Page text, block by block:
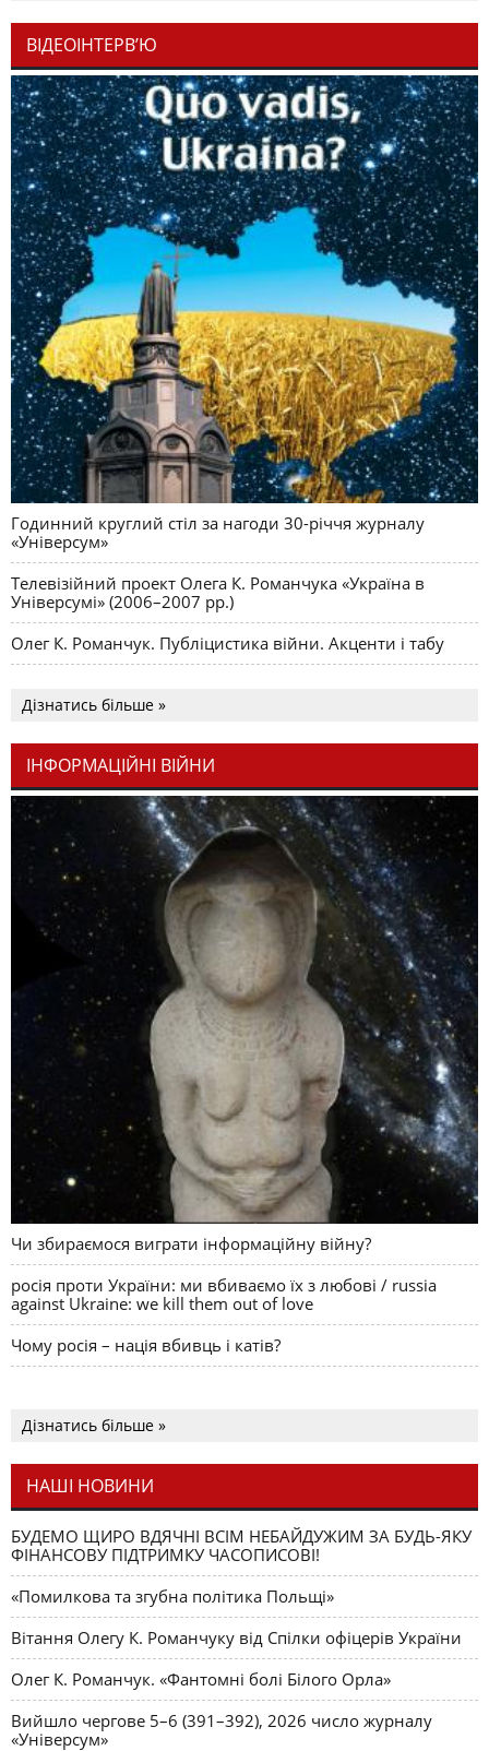
ВІДЕОІНТЕРВ’Ю
Годинний круглий стіл за нагоди 30-річчя журналу
«Універсум»
Телевізійний проект Олега К. Романчука «Україна в
Універсумі» (2006–2007 рр.)
Олег К. Романчук. Публіцистика війни. Акценти і табу
Дізнатись більше »
ІНФОРМАЦІЙНІ ВІЙНИ
Чи збираємося виграти інформаційну війну?
росія проти України: ми вбиваємо їх з любові / russia
against Ukraine: we kill them out of love
Чому росія – нація вбивць і катів?
Дізнатись більше »
НАШІ НОВИНИ
БУДЕМО ЩИРО ВДЯЧНІ ВСІМ НЕБАЙДУЖИМ ЗА БУДЬ-ЯКУ
ФІНАНСОВУ ПІДТРИМКУ ЧАСОПИСОВІ!
«Помилкова та згубна політика Польщі»
Вітання Олегу К. Романчуку від Спілки офіцерів України
Олег К. Романчук. «Фантомні болі Білого Орла»
Вийшло чергове 5–6 (391–392), 2026 число журналу
«Універсум»